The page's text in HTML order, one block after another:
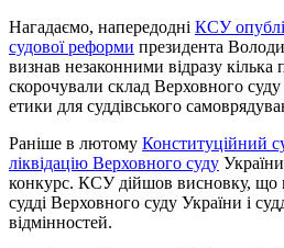
Нагадаємо, напередодні КСУ
судової реформи президента
визнав незаконними відразу
скорочували склад Верховного
етики для суддівського
Раніше в лютому Конституційний
ліквідацію Верховного суду
конкурс. КСУ дійшов висновку,
судді Верховного суду України і
відмінностей.